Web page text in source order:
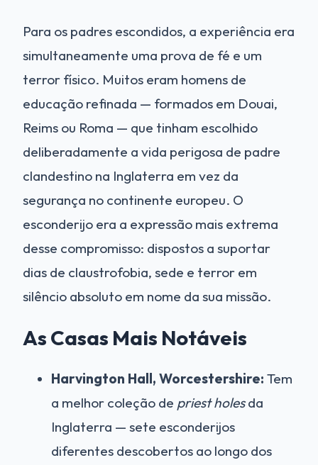
Para os padres escondidos, a experiência era
simultaneamente uma prova de fé e um
terror físico. Muitos eram homens de
educação refinada — formados em Douai,
Reims ou Roma — que tinham escolhido
deliberadamente a vida perigosa de padre
clandestino na Inglaterra em vez da
segurança no continente europeu. O
esconderijo era a expressão mais extrema
desse compromisso: dispostos a suportar
dias de claustrofobia, sede e terror em
silêncio absoluto em nome da sua missão.
As Casas Mais Notáveis
Harvington Hall, Worcestershire: Tem
a melhor coleção de priest holesda
Inglaterra — sete esconderijos
diferentes descobertos ao longo dos